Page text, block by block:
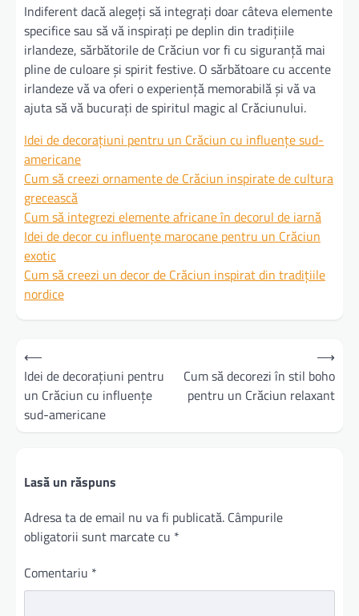
Indiferent dacă alegeți să integrați doar câteva elemente
specifice sau să vă inspirați pe deplin din tradițiile
irlandeze, sărbătorile de Crăciun vor fi cu siguranță mai
pline de culoare și spirit festive. O sărbătoare cu accente
irlandeze vă va oferi o experiență memorabilă și vă va
ajuta să vă bucurați de spiritul magic al Crăciunului.
Idei de decorațiuni pentru un Crăciun cu influențe sud-
americane
Cum să creezi ornamente de Crăciun inspirate de cultura
grecească
Cum să integrezi elemente africane în decorul de iarnă
Idei de decor cu influențe marocane pentru un Crăciun
exotic
Cum să creezi un decor de Crăciun inspirat din tradițiile
nordice
Navigare
în
articole
⟵
Idei de decorațiuni pentru
un Crăciun cu influențe
sud-americane
Cum să decorezi în stil boho
pentru un Crăciun relaxant
⟶
Lasă un răspuns
Adresa ta de email nu va fi publicată. Câmpurile
obligatorii sunt marcate cu *
Comentariu *